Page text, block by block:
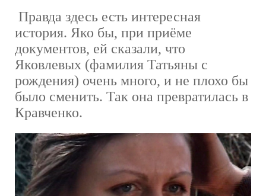
Правда здесь есть интересная
история. Яко бы, при приёме
документов, ей сказали, что
Яковлевых (фамилия Татьяны с
рождения) очень много, и не плохо бы
было сменить. Так она превратилась в
Кравченко.